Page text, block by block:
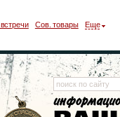
Сов. товары Еще